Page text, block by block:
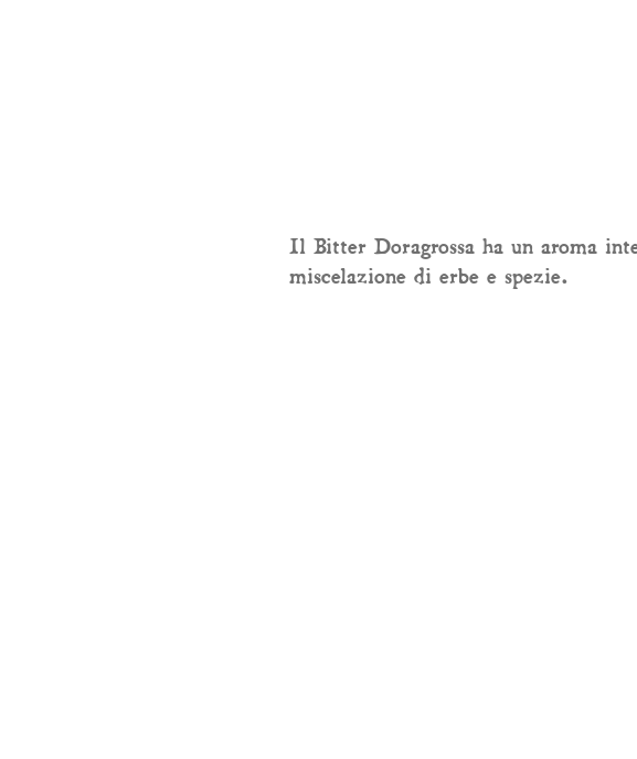
Il Bitter Doragrossa ha un aroma
miscelazione di erbe e spezie.